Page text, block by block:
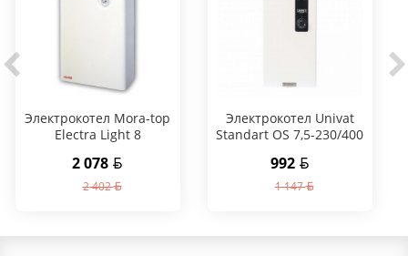
Электрокотел Mora-top
Electra Light 8
2 078
2 402
Электрокотел Univat
Standart OS 7,5-230/400
992
1 147